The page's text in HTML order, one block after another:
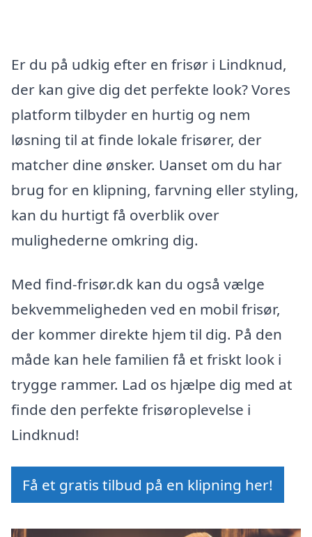
Er du på udkig efter en frisør i Lindknud,
der kan give dig det perfekte look? Vores
platform tilbyder en hurtig og nem
løsning til at finde lokale frisører, der
matcher dine ønsker. Uanset om du har
brug for en klipning, farvning eller styling,
kan du hurtigt få overblik over
mulighederne omkring dig.
Med find-frisør.dk kan du også vælge
bekvemmeligheden ved en mobil frisør,
der kommer direkte hjem til dig. På den
måde kan hele familien få et friskt look i
trygge rammer. Lad os hjælpe dig med at
finde den perfekte frisøroplevelse i
Lindknud!
Få et gratis tilbud på en klipning her!